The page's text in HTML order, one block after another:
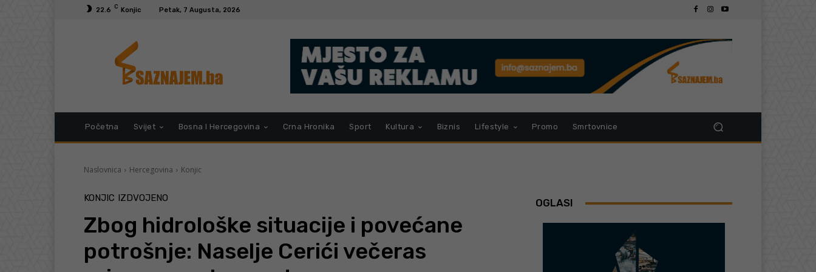
22.6 C Konjic Petak, 7 Augusta, 2026
Početna Svijet Bosna I Hercegovina Crna Hronika Sport Kultura Biznis Lifestyle Promo Smrtovnice
Naslovnica Hercegovina Konjic
KONJIC IZDVOJENO
Zbog hidrološke situacije i povećane
potrošnje: Naselje Cerići večeras
OGLASI